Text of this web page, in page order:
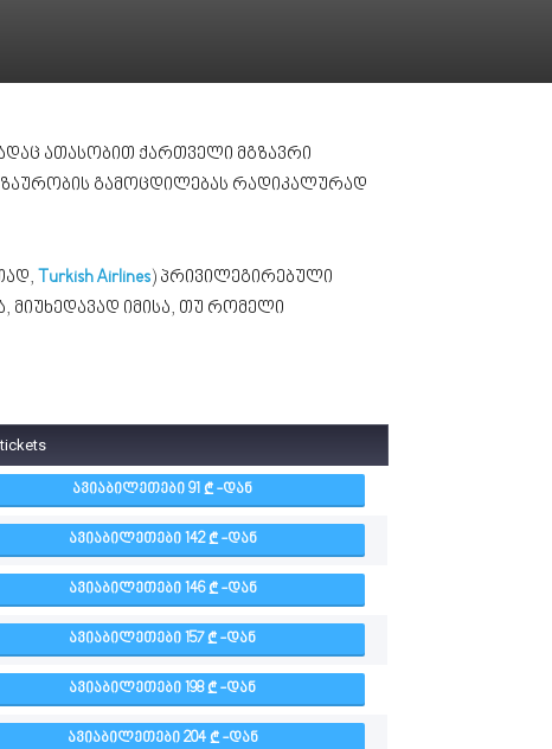
ათასობით ქართველი მგზავრი
გამოცდილებას რადიკალურად
Turkish Airlines) პრივილეგირებული
მიუხედავად იმისა, თუ რომელი
ᲐᲕᲘᲐᲑᲘᲚᲔᲗᲔᲑᲘ 91 -ᲓᲐᲜ
ᲐᲕᲘᲐᲑᲘᲚᲔᲗᲔᲑᲘ 142 -ᲓᲐᲜ
ᲐᲕᲘᲐᲑᲘᲚᲔᲗᲔᲑᲘ 146 -ᲓᲐᲜ
ᲐᲕᲘᲐᲑᲘᲚᲔᲗᲔᲑᲘ 157 -ᲓᲐᲜ
ᲐᲕᲘᲐᲑᲘᲚᲔᲗᲔᲑᲘ 198 -ᲓᲐᲜ
ᲐᲕᲘᲐᲑᲘᲚᲔᲗᲔᲑᲘ 204 -ᲓᲐᲜ